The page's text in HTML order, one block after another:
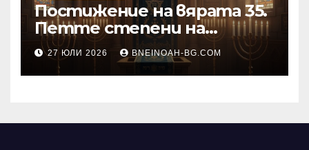
Постижение на вярата 35.
Петте степени на
разкриване на истината
като основа на вярата
27 ЮЛИ 2026 BNEINOAH-BG.COM